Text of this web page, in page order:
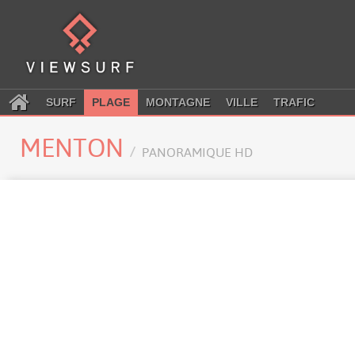
SURF PLAGE MONTAGNE VILLE TRAFIC
MENTON PANORAMIQUE HD